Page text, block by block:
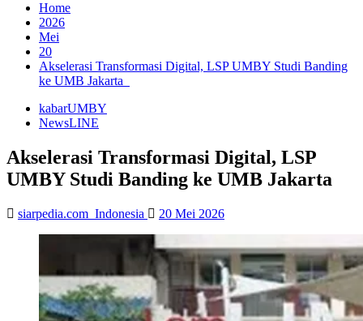
Home
2026
Mei
20
Akselerasi Transformasi Digital, LSP UMBY Studi Banding
ke UMB Jakarta
kabarUMBY
NewsLINE
Akselerasi Transformasi Digital, LSP
UMBY Studi Banding ke UMB Jakarta
siarpedia.com_Indonesia 20 Mei 2026